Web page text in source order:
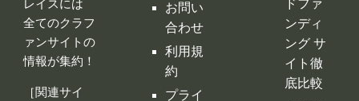
ポリシ
ー
特定商
取引法
に基づ
ンディ
ング 人
気サイ
トラン